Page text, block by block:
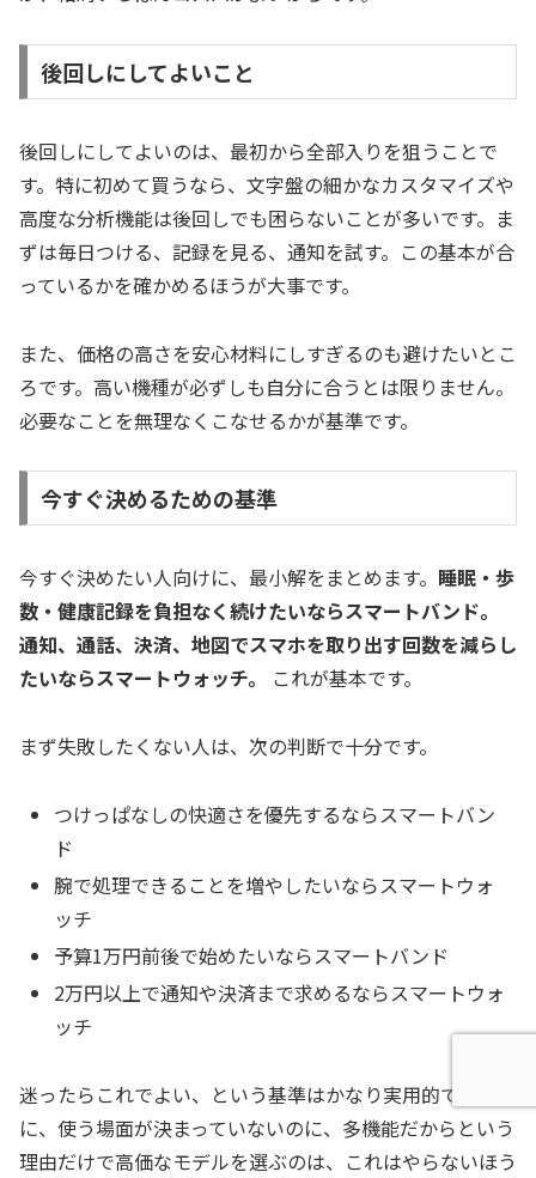
後回しにしてよいこと
後回しにしてよいのは、最初から全部入りを狙うことで
す。特に初めて買うなら、文字盤の細かなカスタマイズや
高度な分析機能は後回しでも困らないことが多いです。ま
ずは毎日つける、記録を見る、通知を試す。この基本が合
っているかを確かめるほうが大事です。
また、価格の高さを安心材料にしすぎるのも避けたいとこ
ろです。高い機種が必ずしも自分に合うとは限りません。
必要なことを無理なくこなせるかが基準です。
今すぐ決めるための基準
今すぐ決めたい人向けに、最小解をまとめます。 睡眠・歩
数・健康記録を負担なく続けたいならスマートバンド。
通知、通話、決済、地図でスマホを取り出す回数を減らし
たいならスマートウォッチ。
これが基本です。
まず失敗したくない人は、次の判断で十分です。
つけっぱなしの快適さを優先するならスマートバン
ド
腕で処理できることを増やしたいならスマートウォ
ッチ
予算1万円前後で始めたいならスマートバンド
2万円以上で通知や決済まで求めるならスマートウォ
ッチ
迷ったらこれでよい、という基準はかなり実用的です。逆
に、使う場面が決まっていないのに、多機能だからという
理由だけで高価なモデルを選ぶのは、これはやらないほう